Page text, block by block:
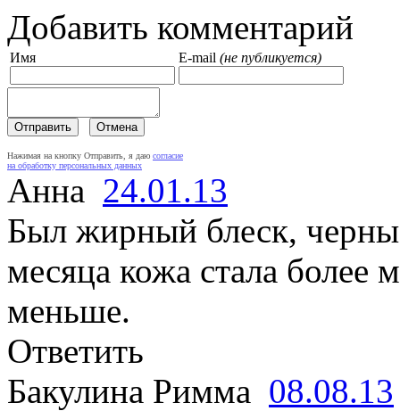
Добавить комментарий
Имя E-mail (не публикуется)
Нажимая на кнопку Отправить, я даю согласие
на обработку персональных данных
Анна 24.01.13
Был жирный блеск,
месяца кожа стала более
меньше.
Ответить
Бакулина Римма 08.08.13